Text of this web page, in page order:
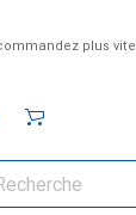
plus vite